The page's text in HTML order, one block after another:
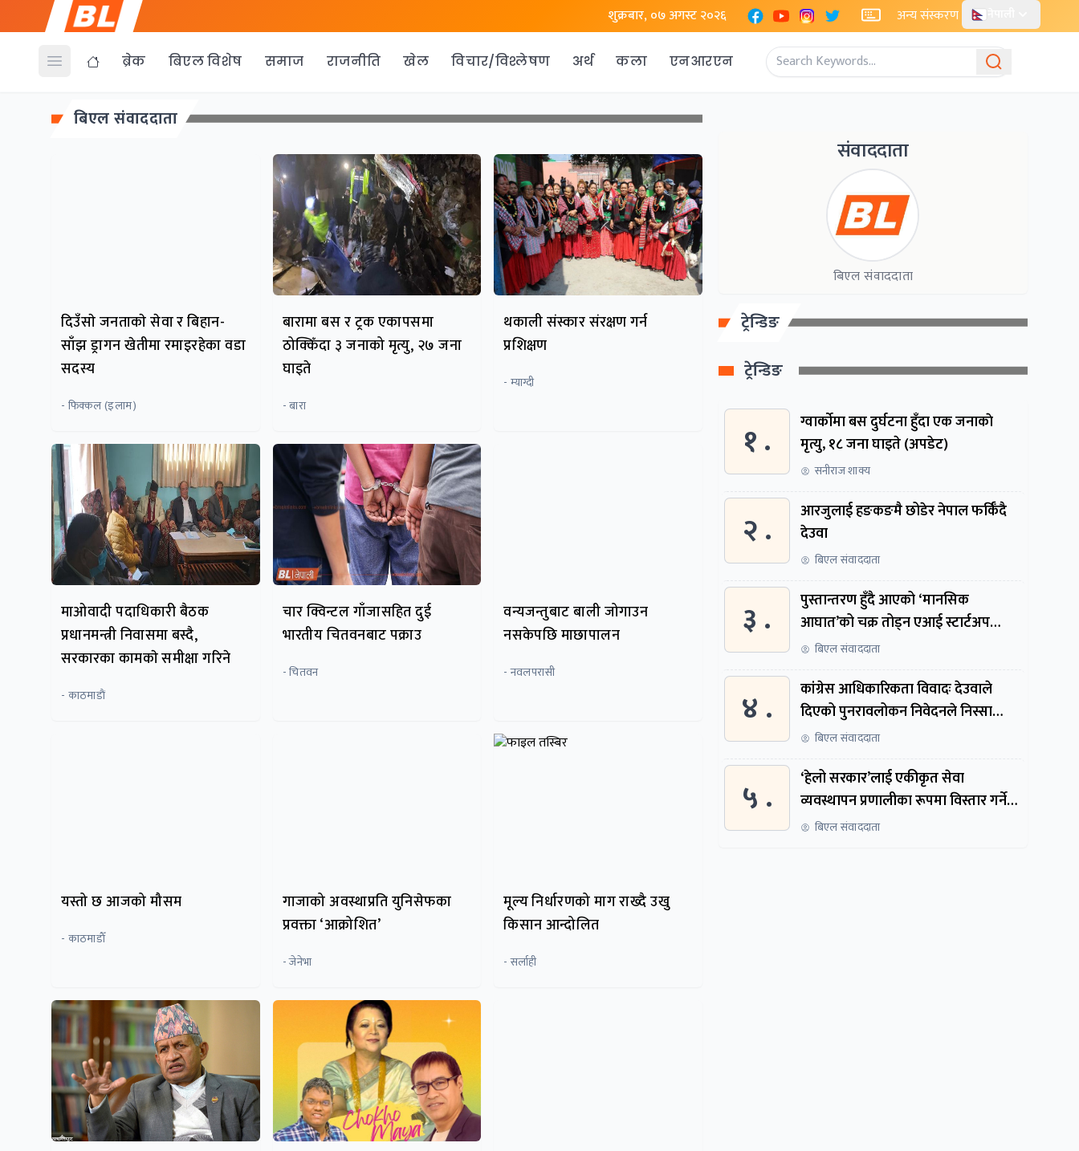
शुक्रबार, ०७ अगस्ट २०२६ FacebookYouTubeInstagram
X अन्य संस्करण
Open menu ब्रेक बिएल विशेष समाज राजनीति खेल विचार/विश्लेषण अर्थ कला एनआरएन
बिएल संवाददाता
दिउँसाे जनताकाे सेवा र बिहान-
साँझ ड्रागन खेतीमा रमाइरहेका वडा
सदस्य
- फिक्कल (इलाम)
बारामा बस र ट्रक एकापसमा
ठोक्किँदा ३ जनाको मृत्यु, २७ जना
घाइते
- बारा
थकाली संस्कार संरक्षण गर्न
प्रशिक्षण
- म्याग्दी
माओवादी पदाधिकारी बैठक
प्रधानमन्त्री निवासमा बस्दै,
सरकारका कामकाे समीक्षा गरिने
- काठमाडाैं
चार क्विन्टल गाँजासहित दुई
भारतीय चितवनबाट पक्राउ
- चितवन
वन्यजन्तुबाट बाली जोगाउन
नसकेपछि माछापालन
- नवलपरासी
यस्तो छ आजको मौसम
- काठमाडाैँ
गाजाको अवस्थाप्रति युनिसेफका
प्रवक्ता ‘आक्रोशित’
- जेनेभा
मूल्य निर्धारणको माग राख्दै उखु
किसान आन्दोलित
- सर्लाही
संवाददाता
बिएल संवाददाता
ट्रेन्डिङ
ट्रेन्डिङ
१ .
ग्वार्काेमा बस दुर्घटना हुँदा एक जनाकाे
मृत्यु, १८ जना घाइते (अपडेट)
सनीराज शाक्य
२ .
आरजुलाई हङकङमै छोडेर नेपाल फर्किँदै
देउवा
बिएल संवाददाता
३ .
पुस्तान्तरण हुँदै आएको ‘मानसिक
आघात’को चक्र तोड्न एआई स्टार्टअप
निर्माण गर्दै ३ नेपाली
बिएल संवाददाता
४ .
कांग्रेस आधिकारिकता विवादः देउवाले
दिएको पुनरावलोकन निवेदनले निस्सा
पायो, फेरि सुरुदेखि सुनुवाइ हुने
बिएल संवाददाता
५ .
‘हेलो सरकार’लाई एकीकृत सेवा
व्यवस्थापन प्रणालीका रूपमा विस्तार गर्ने
तयारी
बिएल संवाददाता